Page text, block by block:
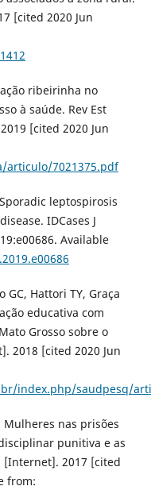
[cited 2020 Jun
ribeirinha no
à saúde. Rev Est
[cited 2020 Jun
7021375.pdf
leptospirosis
IDCases J
Available
GC, Hattori TY, Graça
educativa com
Grosso sobre o
2018 [cited 2020 Jun
index.php/saudpesq/
Mulheres nas prisões
punitiva e as
[Internet]. 2017 [cited
from: